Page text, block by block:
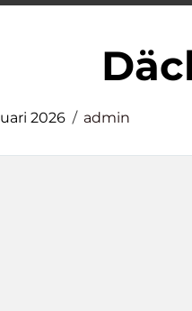
2026 admin